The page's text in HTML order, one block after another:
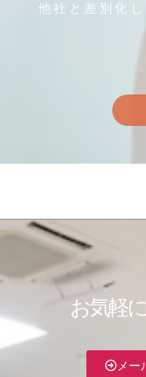
他社と差別化
お気軽
メー